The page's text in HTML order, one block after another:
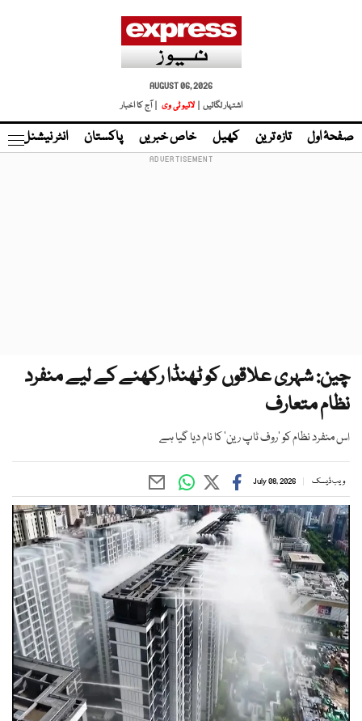
AUGUST 06, 2026
اشتہار لگائیں |
لائیو ٹی وی | آج کا اخبار
صفحۂ اول تازہ ترین کھیل خاص خبریں پاکستان انٹر نیشنل
چین: شہری علاقوں کو ٹھنڈا رکھنے کے لیے منفرد
نظام متعارف
اس منفرد نظام کو ’روف ٹاپ رین‘ کا نام دیا گیا ہے
ویب ڈیسک July 08, 2026